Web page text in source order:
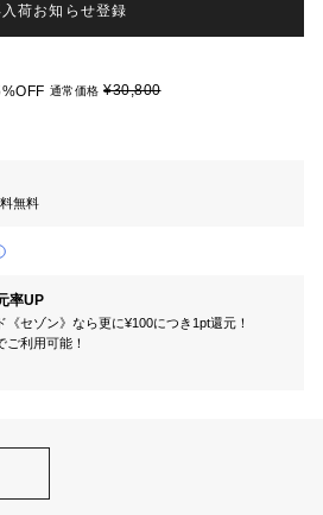
荷お知らせ登録
通常価格 ¥30,800
無料
率UP
セゾン》なら更に¥100につき1pt還元！
利用可能！